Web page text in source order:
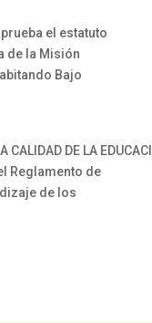
el estatuto
de la Misión
Bajo
CALIDAD DE LA
Reglamento de
de los